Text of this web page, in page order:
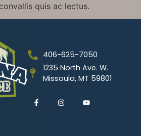
quis ac lectus.
406-625-7050
1235 North Ave. W.
Missoula, MT 59801